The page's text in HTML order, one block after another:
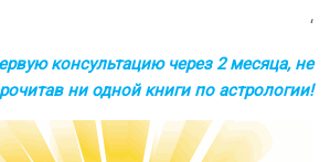
‘
консультацию через 2 месяца, не
ни одной книги по астрологии!